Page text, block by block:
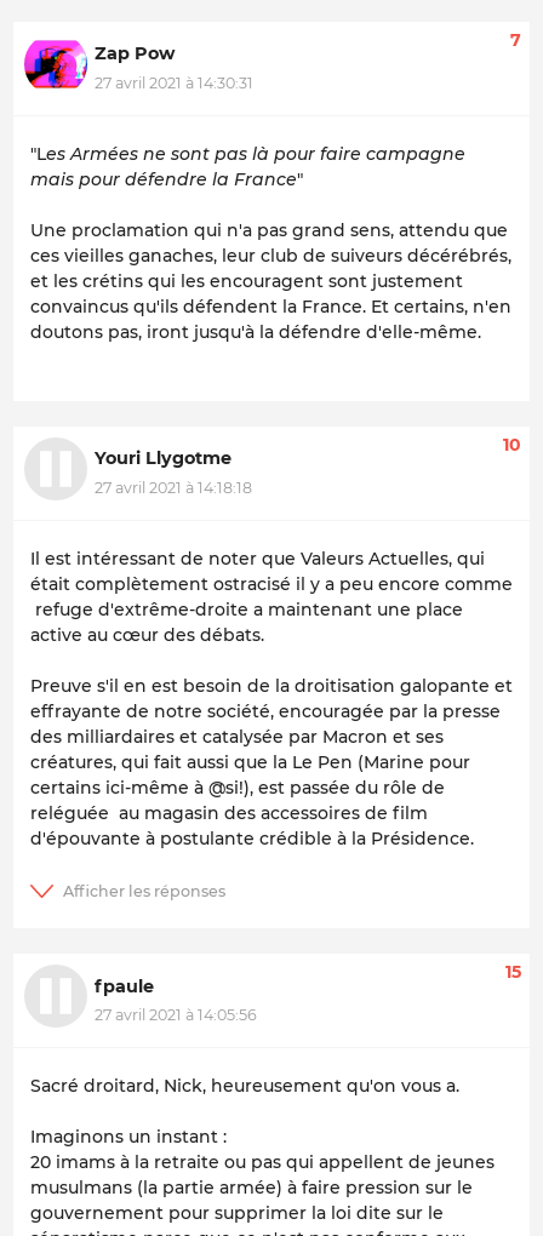
Zap Pow
27 avril 2021 à 14:30:31
7
"Les Armées ne sont pas là pour faire campagne
mais pour défendre la France"
Une proclamation qui n'a pas grand sens, attendu que
ces vieilles ganaches, leur club de suiveurs décérébrés,
et les crétins qui les encouragent sont justement
convaincus qu'ils défendent la France. Et certains, n'en
doutons pas, iront jusqu'à la défendre d'elle-même.
Youri Llygotme
27 avril 2021 à 14:18:18
10
Il est intéressant de noter que Valeurs Actuelles, qui
était complètement ostracisé il y a peu encore comme
refuge d'extrême-droite a maintenant une place
active au cœur des débats.
Preuve s'il en est besoin de la droitisation galopante et
effrayante de notre société, encouragée par la presse
des milliardaires et catalysée par Macron et ses
créatures, qui fait aussi que la Le Pen (Marine pour
certains ici-même à @si!), est passée du rôle de
reléguée au magasin des accessoires de film
d'épouvante à postulante crédible à la Présidence.
fpaule
27 avril 2021 à 14:05:56
15
Sacré droitard, Nick, heureusement qu'on vous a.
Imaginons un instant :
20 imams à la retraite ou pas qui appellent de jeunes
musulmans (la partie armée) à faire pression sur le
gouvernement pour supprimer la loi dite sur le